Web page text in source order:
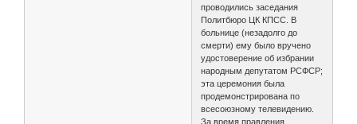
проводились заседания
Политбюро ЦК КПСС. В
больнице (незадолго до
смерти) ему было вручено
удостоверение об избрании
народным депутатом РСФСР;
эта церемония была
продемонстрирована по
всесоюзному телевидению.
За время правления